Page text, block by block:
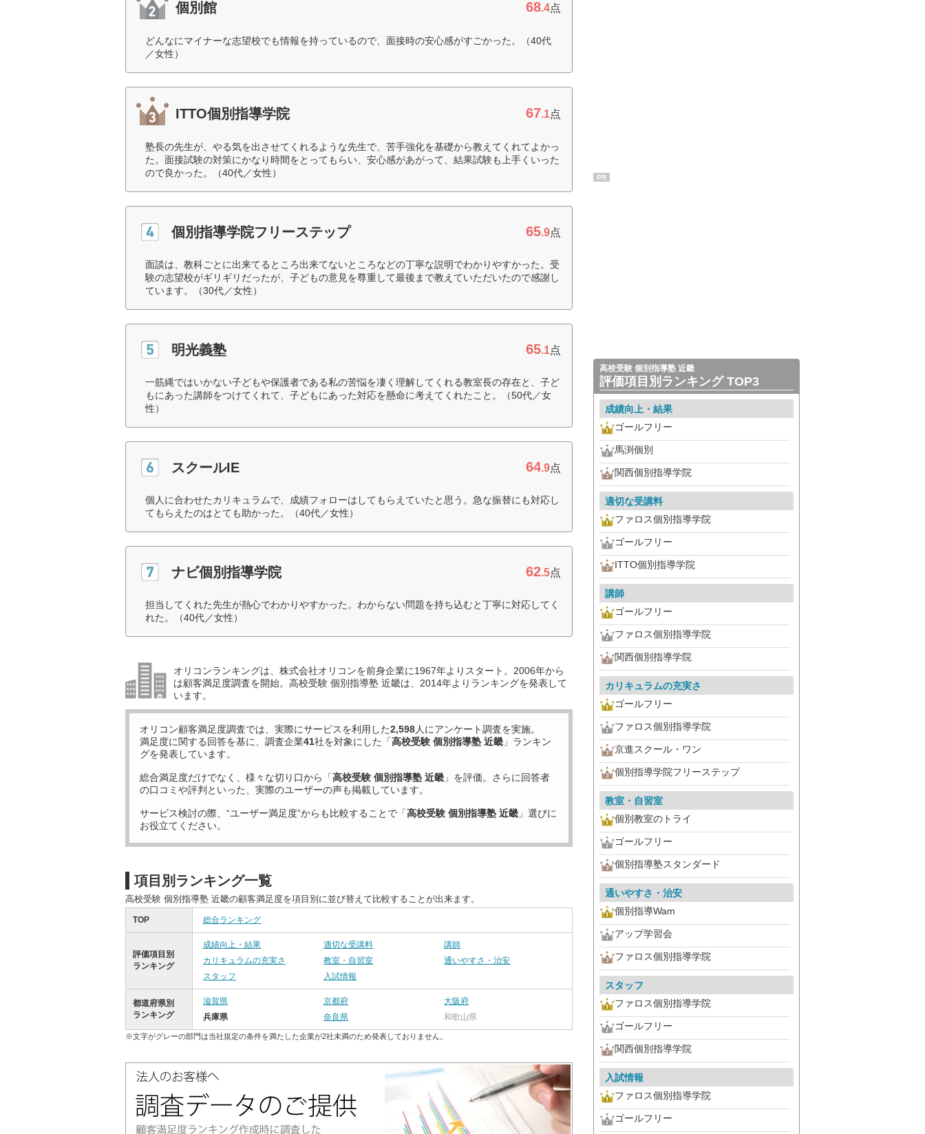
個別館 68.4点
どんなにマイナーな志望校でも情報を持っているので、面接時の安心感がすごかった。（40代
／女性）
ITTO個別指導学院 67.1点
塾長の先生が、やる気を出させてくれるような先生で、苦手強化を基礎から教えてくれてよかっ
た。面接試験の対策にかなり時間をとってもらい、安心感があがって、結果試験も上手くいった
ので良かった。（40代／女性）
個別指導学院フリーステップ 65.9点
面談は、教科ごとに出来てるところ出来てないところなどの丁寧な説明でわかりやすかった。受
験の志望校がギリギリだったが、子どもの意見を尊重して最後まで教えていただいたので感謝し
ています。（30代／女性）
明光義塾 65.1点
一筋縄ではいかない子どもや保護者である私の苦悩を凄く理解してくれる教室長の存在と、子ど
もにあった講師をつけてくれて、子どもにあった対応を懸命に考えてくれたこと。（50代／女
性）
スクールIE 64.9点
個人に合わせたカリキュラムで、成績フォローはしてもらえていたと思う。急な振替にも対応し
てもらえたのはとても助かった。（40代／女性）
ナビ個別指導学院 62.5点
担当してくれた先生が熱心でわかりやすかった。わからない問題を持ち込むと丁寧に対応してく
れた。（40代／女性）
オリコンランキングは、株式会社オリコンを前身企業に1967年よりスタート。2006年から
は顧客満足度調査を開始。高校受験 個別指導塾 近畿は、2014年よりランキングを発表して
います。
オリコン顧客満足度調査では、実際にサービスを利用した2,598人にアンケート調査を実施。
満足度に関する回答を基に、調査企業41社を対象にした「高校受験 個別指導塾 近畿 」ランキン
グを発表しています。
総合満足度だけでなく、様々な切り口から「高校受験 個別指導塾 近畿 」を評価。さらに回答者
の口コミや評判といった、実際のユーザーの声も掲載しています。
サービス検討の際、“ユーザー満足度”からも比較することで「高校受験 個別指導塾 近畿 」選びに
お役立てください。
項目別ランキング一覧
高校受験 個別指導塾 近畿の顧客満足度を項目別に並び替えて比較することが出来ます。
TOP 総合ランキング
評価項目別
ランキング
成績向上・結果 適切な受講料
講師
カリキュラムの充実さ
教室・自習室
通いやすさ・治安
スタッフ
入試情報
都道府県別
ランキング
滋賀県 京都府
大阪府
兵庫県
奈良県 和歌山県
※文字がグレーの部門は当社規定の条件を満たした企業が2社未満のため発表しておりません。
PR
高校受験 個別指導塾 近畿
評価項目別ランキング TOP3
成績向上・結果
ゴールフリー
馬渕個別
関西個別指導学院
適切な受講料
ファロス個別指導学院
ゴールフリー
ITTO個別指導学院
講師
ゴールフリー
ファロス個別指導学院
関西個別指導学院
カリキュラムの充実さ
ゴールフリー
ファロス個別指導学院
京進スクール・ワン
個別指導学院フリーステップ
教室・自習室
個別教室のトライ
ゴールフリー
個別指導塾スタンダード
通いやすさ・治安
個別指導Wam
アップ学習会
ファロス個別指導学院
スタッフ
ファロス個別指導学院
ゴールフリー
関西個別指導学院
入試情報
ファロス個別指導学院
ゴールフリー